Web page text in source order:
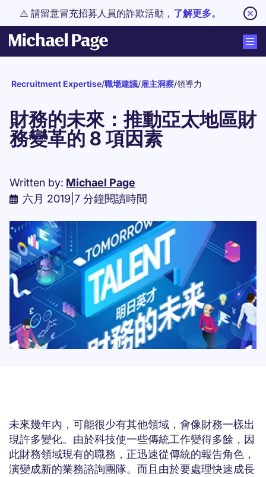
⚠️ 請留意冒充招募人員的詐欺活動， 了解更多。
Recruitment Expertise/職場建議/雇主洞察/領導力
財務的未來：推動亞太地區財
務變革的 8 項因素
Written by: Michael Page
六月 2019 7 分鐘閱讀時間
未來幾年內，可能很少有其他領域，會像財務一樣出
現許多變化。由於科技使一些傳統工作變得多餘，因
此財務領域現有的職務，正迅速從傳統的報告角色，
演變成新的業務諮詢團隊。而且由於要處理快速成長